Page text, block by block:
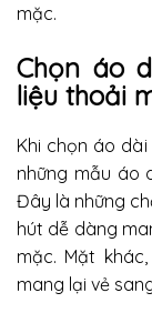
mặc.
Chọn áo
liệu thoải
Khi chọn áo
những mẫu áo
Đây là những
hút dễ dàng
mặc. Mặt
mang lại vẻ